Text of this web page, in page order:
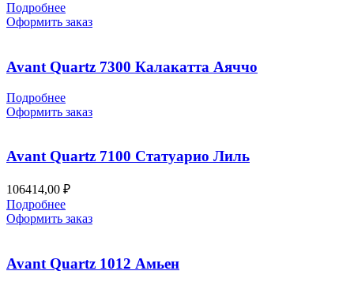
Подробнее
Оформить заказ
Avant Quartz 7300 Калакатта Аяччо
Подробнее
Оформить заказ
Avant Quartz 7100 Статуарио Лиль
106414,00 ₽
Подробнее
Оформить заказ
Avant Quartz 1012 Амьен